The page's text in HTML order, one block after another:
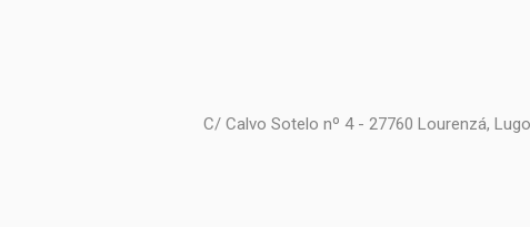
C/ Calvo Sotelo nº 4 - 27760 Lourenzá,